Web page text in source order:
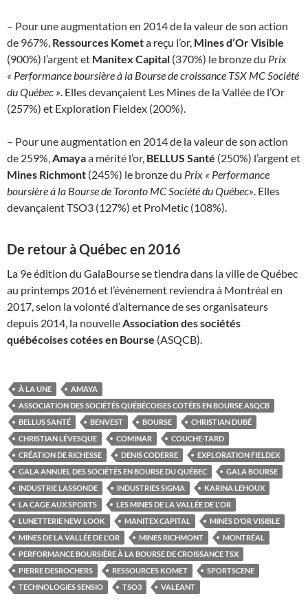
– Pour une augmentation en 2014 de la valeur de son action
de 967%, Ressources Kometa reçu l’or, Mines d’Or Visible
(900%) l’argent et Manitex Capital (370%) le bronze du Prix
« Performance boursière à la Bourse de croissance TSX MC Société
du Québec ». Elles devançaient Les Mines de la Vallée de l’Or
(257%) et Exploration Fieldex (200%).
– Pour une augmentation en 2014 de la valeur de son action
de 259%,Amayaa mérité l’or, BELLUS Santé (250%) l’argent et
Mines Richmont (245%) le bronze du Prix « Performance
boursière à la Bourse de Toronto MC Société du Québec». Elles
devançaient TSO3 (127%) et ProMetic (108%).
De retour à Québec en 2016
La 9e édition du GalaBourse se tiendra dans la ville de Québec
au printemps 2016 et l’événement reviendra à Montréal en
2017, selon la volonté d’alternance de ses organisateurs
depuis 2014, la nouvelleAssociation des sociétés
québécoises cotées en Bourse (ASQCB).
À LA UNE
AMAYA
ASSOCIATION DES SOCIÉTÉS QUÉBÉCOISES COTÉES EN BOURSE ASQCB
BELLUS SANTÉ
BENVEST BOURSE
CHRISTIAN DUBÉ
CHRISTIAN LÉVESQUE
COMINAR
COUCHE-TARD
CRÉATION DE RICHESSE
DENIS CODERRE
EXPLORATION FIELDEX
GALA ANNUEL DES SOCIÉTÉS EN BOURSE DU QUÉBEC
GALA BOURSE
INDUSTRIE LASSONDE
INDUSTRIES SIGMA
KARINA LEHOUX
LA CAGE AUX SPORTS
LES MINES DE LA VALLÉE DE L'OR
LUNETTERIE NEW LOOK
MANITEX CAPITAL
MINES D’OR VISIBLE
MINES DE LA VALLÉE DE L'OR
MINES RICHMONT
MONTRÉAL
PERFORMANCE BOURSIÈRE À LA BOURSE DE CROISSANCE TSX
PIERRE DESROCHERS
RESSOURCES KOMET
SPORTSCENE
TECHNOLOGIES SENSIO
TSO3 VALEANT